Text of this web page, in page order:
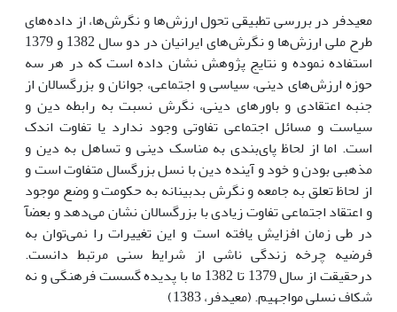
معیدفر در بررسى تطبیقى تحول ارزش‌ها و نگرش‌ها، از داده‌هاى
طرح ملى ارزش‌ها و نگرش‌هاى ایرانیان در دو سال 1382 و 1379
استفاده نموده و نتایج پژوهش نشان داده است که در هر سه
حوزه ارزش‌هاى دینى، سیاسى و اجتماعى، جوانان و بزرگسالان از
جنبه اعتقادى و باورهاى دینى، نگرش نسبت به رابطه دین و
سیاست و مسائل اجتماعى تفاوتى وجود ندارد یا تفاوت اندک
است. اما از لحاظ پاى‌بندى به مناسک دینى و تساهل به دین و
مذهبى بودن و خود و آینده دین با نسل بزرگسال متفاوت است و
از لحاظ تعلق به جامعه و نگرش بدبینانه به حکومت و وضع موجود
و اعتقاد اجتماعى تفاوت زیادى با بزرگسالان نشان مى‌دهد و بعضآ
در طى زمان افزایش یافته است و این تغییرات را نمى‌توان به
فرضیه چرخه زندگى ناشى از شرایط سنى مرتبط دانست.
درحقیقت از سال 1379 تا 1382 ما با پدیده گسست فرهنگى و نه
شکاف نسلى مواجهیم. (معیدفر، 1383)